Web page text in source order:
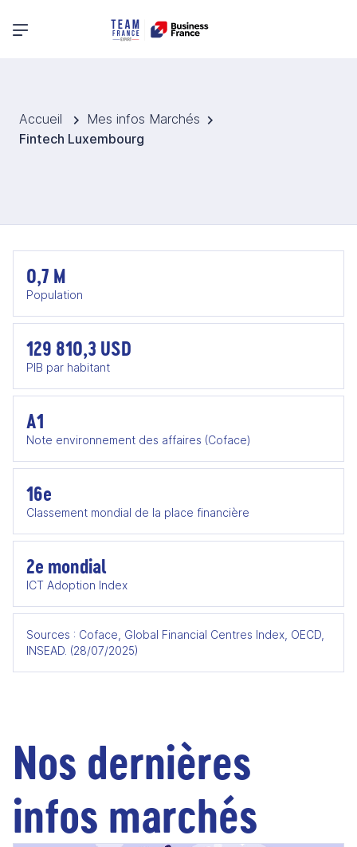
Menu principal
Accueil
Mes infos Marchés
Fintech Luxembourg
0,7 M
Population
129 810,3 USD
PIB par habitant
A1
Note environnement des affaires (Coface)
16e
Classement mondial de la place financière
2e mondial
ICT Adoption Index
Sources : Coface, Global Financial Centres Index, OECD,
INSEAD. (28/07/2025)
Nos dernières
infos marchés